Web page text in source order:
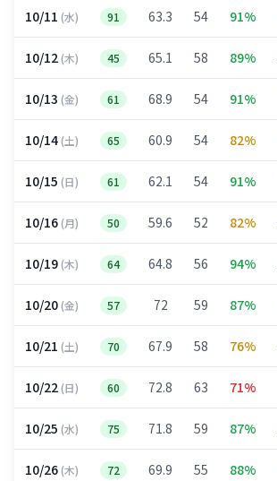
10/11 (水) 91 63.3 54 91%
10/12(木) 45 65.1 58 89%
10/13 (金) 61 68.9 54 91%
10/14(土) 65 60.9 54 82%
10/15 (日) 61 62.1 54 91%
10/16(月) 50 59.6 52 82%
10/19(木) 64 64.8 56 94%
10/20(金) 57 72 59 87%
10/21 (土) 70 67.9 58 76%
10/22(日) 60 72.8 63 71%
10/25 (水) 75 71.8 59 87%
10/26(木) 72 69.9 55 88%